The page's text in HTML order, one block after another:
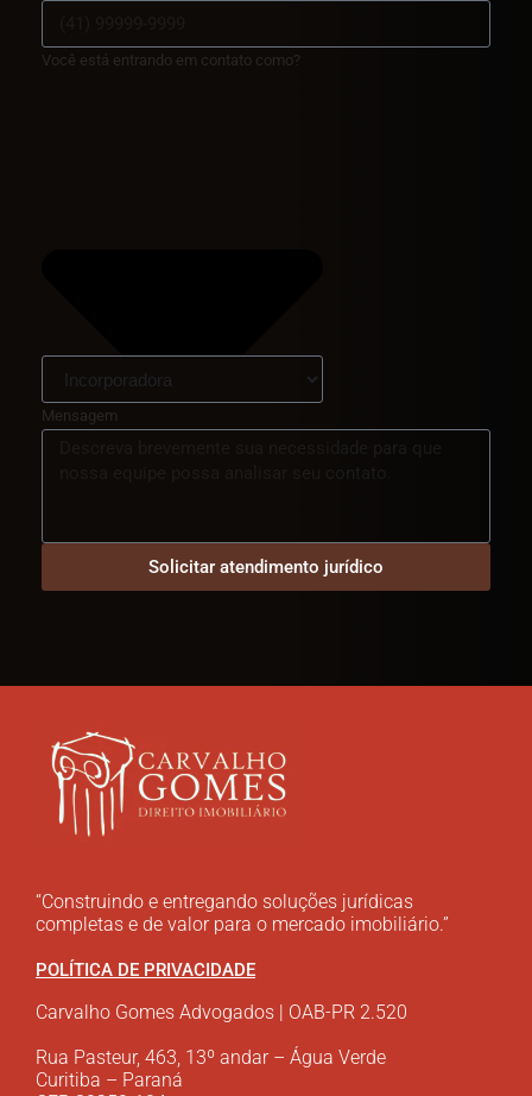
Você está entrando em contato como?
Mensagem
Solicitar atendimento jurídico
“Construindo e entregando soluções jurídicas
completas e de valor para o mercado imobiliário.”
POLÍTICA DE PRIVACIDADE
Carvalho Gomes Advogados | OAB-PR 2.520
Rua Pasteur, 463, 13º andar – Água Verde
Curitiba – Paraná